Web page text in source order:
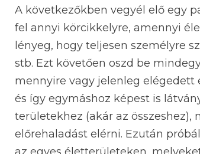
A következőkben vegyél elő egy
fel annyi körcikkelyre, amennyi
lényeg, hogy teljesen személyre
stb. Ezt követően oszd be
mennyire vagy jelenleg elégedett
és így egymáshoz képest is
területekhez (akár az
előrehaladást elérni. Ezután